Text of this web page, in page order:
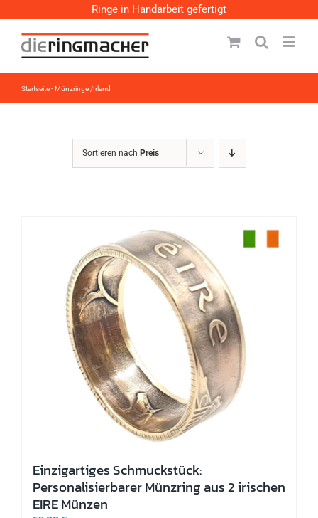
Ringe in Handarbeit gefertigt
Inhalt
springen
Startseite-Münzringe /Irland
Sortieren nach Preis
Einzigartiges Schmuckstück:
Personalisierbarer Münzring aus 2 irischen
EIRE Münzen